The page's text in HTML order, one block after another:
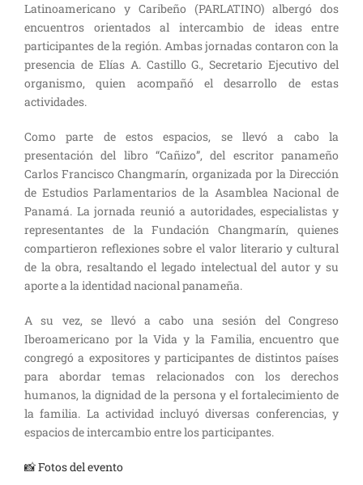
Latinoamericano y Caribeño (PARLATINO) albergó dos
encuentros orientados al intercambio de ideas entre
participantes de la región. Ambas jornadas contaron con la
presencia de Elías A. Castillo G., Secretario Ejecutivo del
organismo, quien acompañó el desarrollo de estas
actividades.
Como parte de estos espacios, se llevó a cabo la
presentación del libro “Cañizo”, del escritor panameño
Carlos Francisco Changmarín, organizada por la Dirección
de Estudios Parlamentarios de la Asamblea Nacional de
Panamá. La jornada reunió a autoridades, especialistas y
representantes de la Fundación Changmarín, quienes
compartieron reflexiones sobre el valor literario y cultural
de la obra, resaltando el legado intelectual del autor y su
aporte a la identidad nacional panameña.
A su vez, se llevó a cabo una sesión del Congreso
Iberoamericano por la Vida y la Familia, encuentro que
congregó a expositores y participantes de distintos países
para abordar temas relacionados con los derechos
humanos, la dignidad de la persona y el fortalecimiento de
la familia. La actividad incluyó diversas conferencias, y
espacios de intercambio entre los participantes.
📸 Fotos del evento